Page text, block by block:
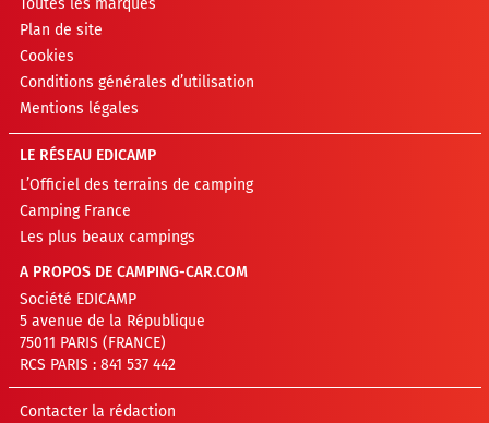
Plan de site
Cookies
Conditions générales d’utilisation
Mentions légales
LE RÉSEAU EDICAMP
L’Officiel des terrains de camping
Camping France
Les plus beaux campings
A PROPOS DE CAMPING-CAR.COM
Société EDICAMP
5 avenue de la République
75011 PARIS (FRANCE)
RCS PARIS : 841 537 442
Contacter la rédaction